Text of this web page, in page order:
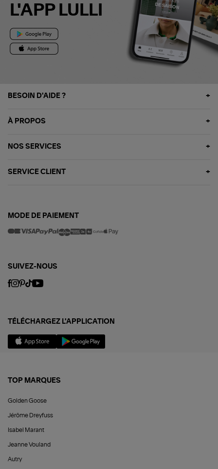
L'APP LULLI
BESOIN D'AIDE ?
À PROPOS
NOS SERVICES
SERVICE CLIENT
MODE DE PAIEMENT
SUIVEZ-NOUS
TÉLÉCHARGEZ L'APPLICATION
TOP MARQUES
Golden Goose
Jérôme Dreyfuss
Isabel Marant
Jeanne Vouland
Autry